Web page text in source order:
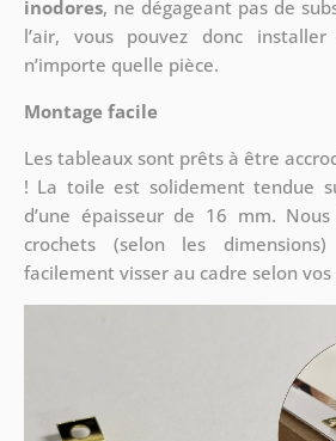
inodores, ne dégageant pas de
l’air, vous pouvez donc
n’importe quelle pièce.
Montage facile
Les tableaux sont prêts à être
! La toile est solidement tendue
d’une épaisseur de 16 mm.
crochets (selon les
facilement visser au cadre selon